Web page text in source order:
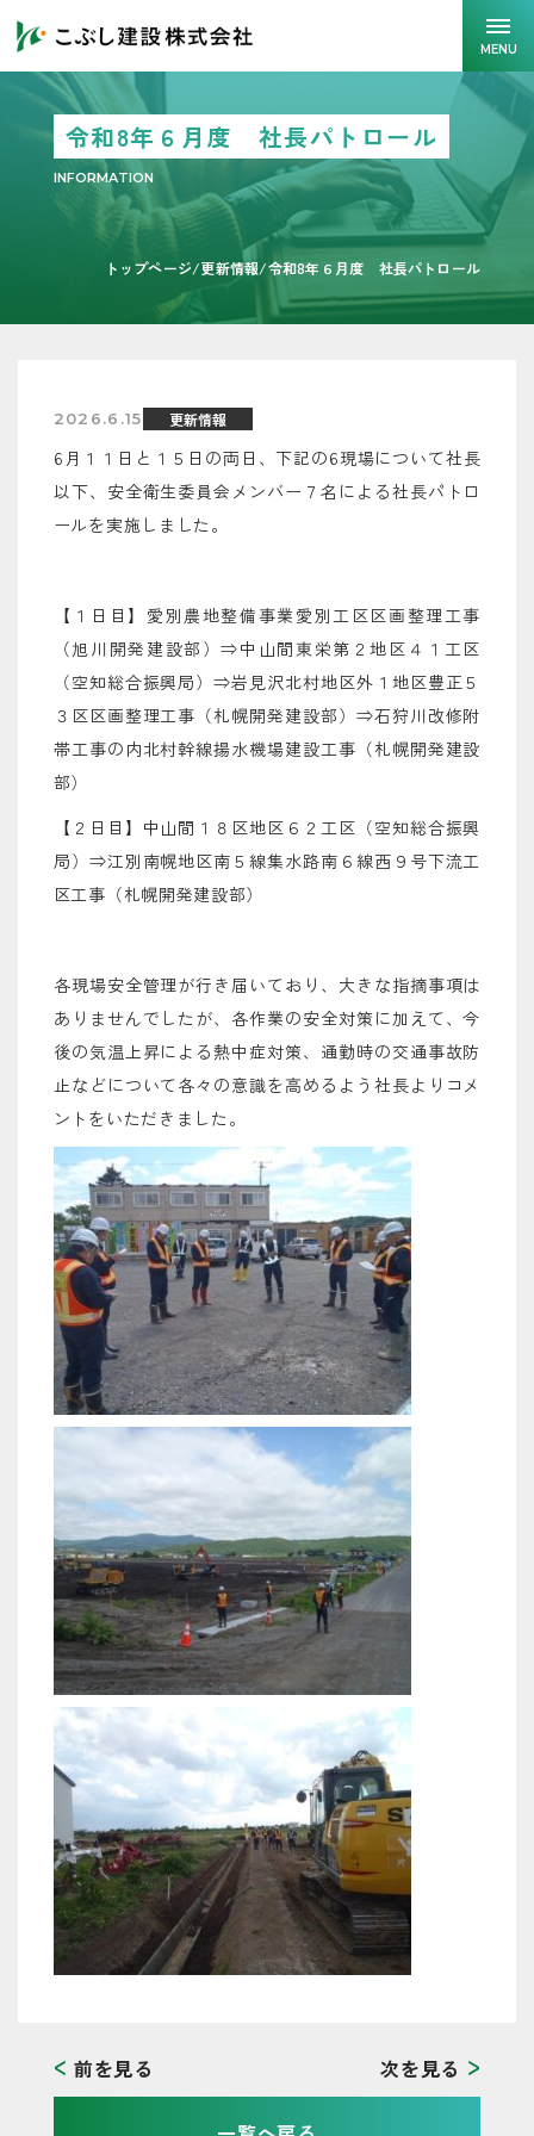
MENU
令和8年６月度 社長パトロール
INFORMATION
トップページ/更新情報/令和8年６月度 社長パトロール
2026.6.15 更新情報
6月１１日と１５日の両日、下記の6現場について社長
以下、安全衛生委員会メンバー７名による社長パトロ
ールを実施しました。
【１日目】愛別農地整備事業愛別工区区画整理工事
（旭川開発建設部）⇒中山間東栄第２地区４１工区
（空知総合振興局）⇒岩見沢北村地区外１地区豊正５
３区区画整理工事（札幌開発建設部）⇒石狩川改修附
帯工事の内北村幹線揚水機場建設工事（札幌開発建設
部）
【２日目】中山間１８区地区６２工区（空知総合振興
局）⇒江別南幌地区南５線集水路南６線西９号下流工
区工事（札幌開発建設部）
各現場安全管理が行き届いており、大きな指摘事項は
ありませんでしたが、各作業の安全対策に加えて、今
後の気温上昇による熱中症対策、通勤時の交通事故防
止などについて各々の意識を高めるよう社長よりコメ
ントをいただきました。
前を見る 次を見る